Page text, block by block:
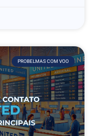
PROBELMAS COM VOO